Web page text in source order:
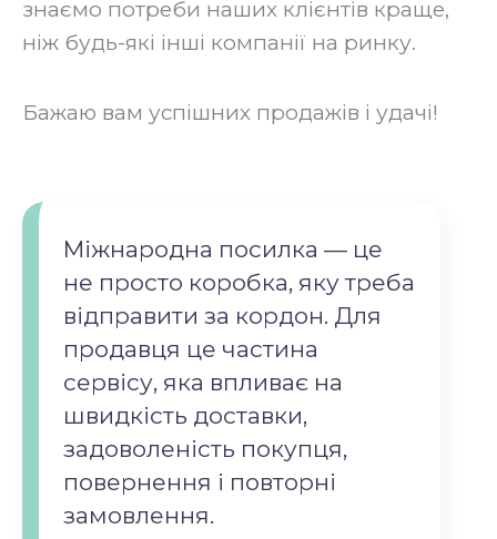
знаємо потреби наших клієнтів краще,
ніж будь-які інші компанії на ринку.
‍Бажаю вам успішних продажів і удачі!
Міжнародна посилка — це
не просто коробка, яку треба
відправити за кордон. Для
продавця це частина
сервісу, яка впливає на
швидкість доставки,
задоволеність покупця,
повернення і повторні
замовлення.